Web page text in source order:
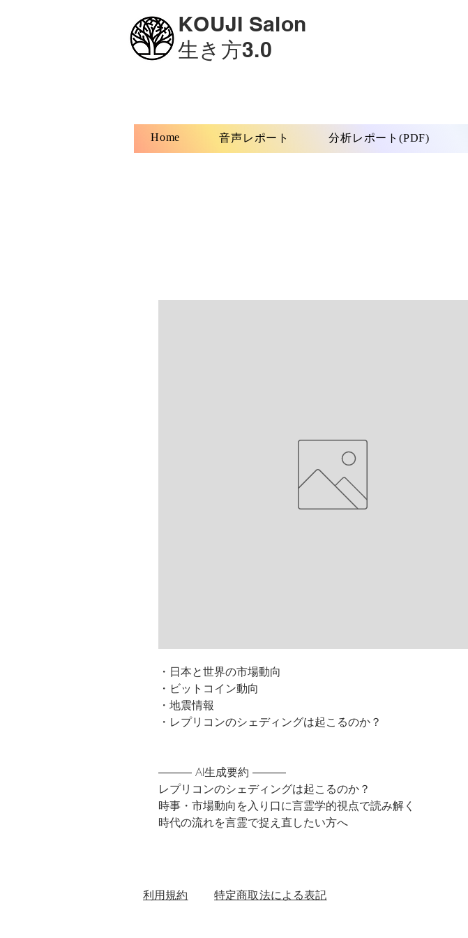
KOUJI Salon
生き方3.0
Home 音声レポート 分析レポート(PDF)
・日本と世界の市場動向
・ビットコイン動向
・地震情報
・レプリコンのシェディングは起こるのか？
――― AI生成要約 ―――
レプリコンのシェディングは起こるのか？
時事・市場動向を入り口に言霊学的視点で読み解く
時代の流れを言霊で捉え直したい方へ
利用規約 特定商取法による表記